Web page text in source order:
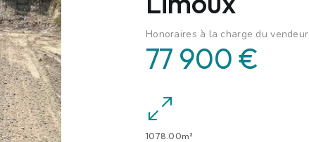
Honoraires à la charge du vendeur
77 900 €
1078.00m²